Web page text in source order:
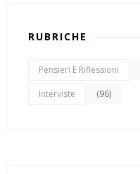
RUBRICHE
Pensieri E Riflessioni
Interviste (96)